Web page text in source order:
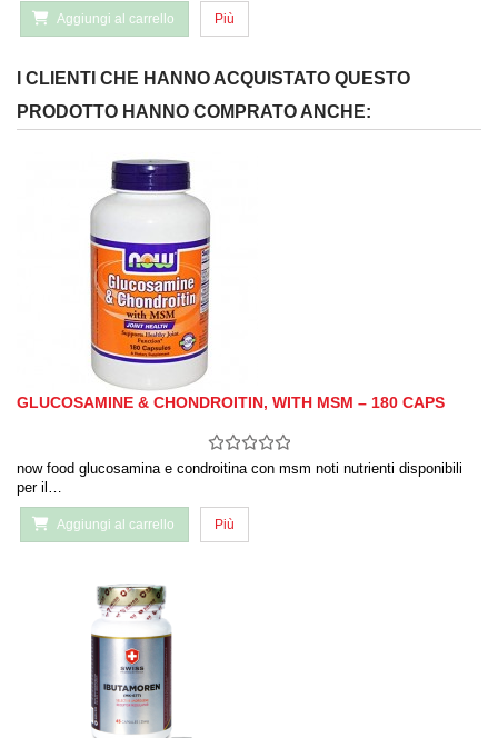
Aggiungi al carrello Più
I CLIENTI CHE HANNO ACQUISTATO QUESTO
PRODOTTO HANNO COMPRATO ANCHE:
GLUCOSAMINE & CHONDROITIN, WITH MSM – 180 CAPS
now food glucosamina e condroitina con msm noti nutrienti disponibili
per il…
Aggiungi al carrello Più